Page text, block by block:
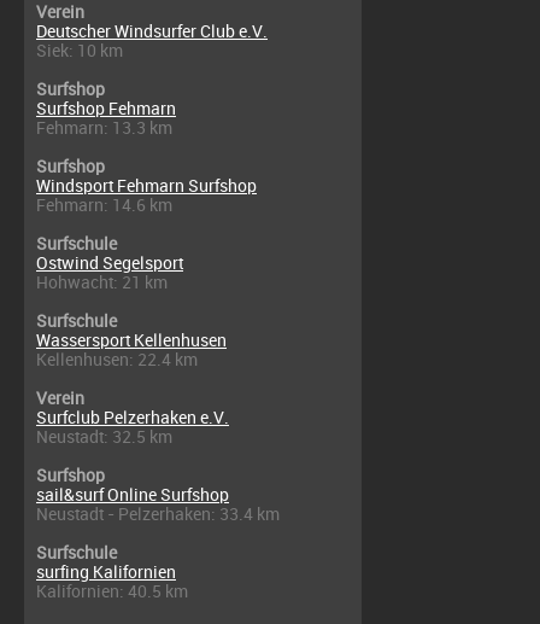
Verein
Deutscher Windsurfer Club e.V.
Siek: 10 km
Surfshop
Surfshop Fehmarn
Fehmarn: 13.3 km
Surfshop
Windsport Fehmarn Surfshop
Fehmarn: 14.6 km
Surfschule
Ostwind Segelsport
Hohwacht: 21 km
Surfschule
Wassersport Kellenhusen
Kellenhusen: 22.4 km
Verein
Surfclub Pelzerhaken e.V.
Neustadt: 32.5 km
Surfshop
sail&surf Online Surfshop
Neustadt - Pelzerhaken: 33.4 km
Surfschule
surfing Kalifornien
Kalifornien: 40.5 km